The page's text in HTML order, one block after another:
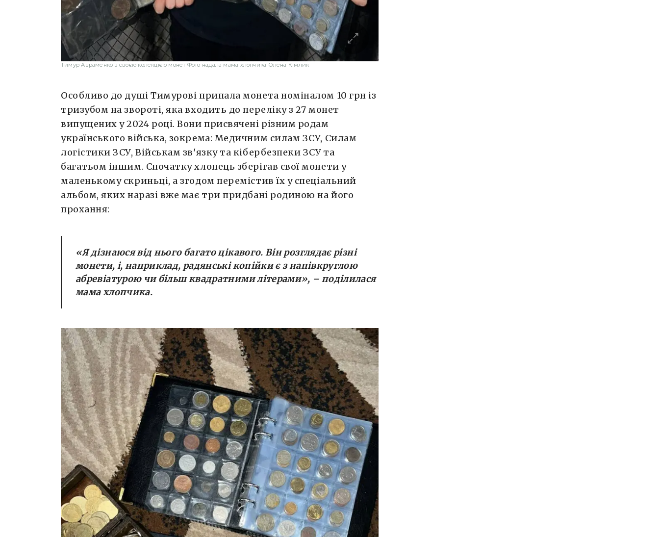
Тимур Авраменко з своєю колекцією монет Фото надала мама хлопчика Олена Кімлик
Особливо до душі Тимурові припала монета номіналом 10 грн із
тризубом на звороті, яка входить до переліку з 27 монет
випущених у 2024 році. Вони присвячені різним родам
українського війська, зокрема: Медичним силам ЗСУ, Силам
логістики ЗСУ, Військам зв'язку та кібербезпеки ЗСУ та
багатьом іншим. Спочатку хлопець зберігав свої монети у
маленькому скриньці, а згодом перемістив їх у спеціальний
альбом, яких наразі вже має три придбані родиною на його
прохання:
«Я дізнаюся від нього багато цікавого. Він розглядає різні
монети, і, наприклад, радянські копійки є з напівкруглою
абревіатурою чи більш квадратними літерами», – поділилася
мама хлопчика.